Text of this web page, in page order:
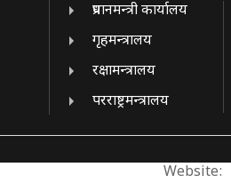
प्रधानमन्त्री कार्यालय
गृहमन्त्रालय
रक्षामन्त्रालय
परराष्ट्रमन्त्रालय
Website: